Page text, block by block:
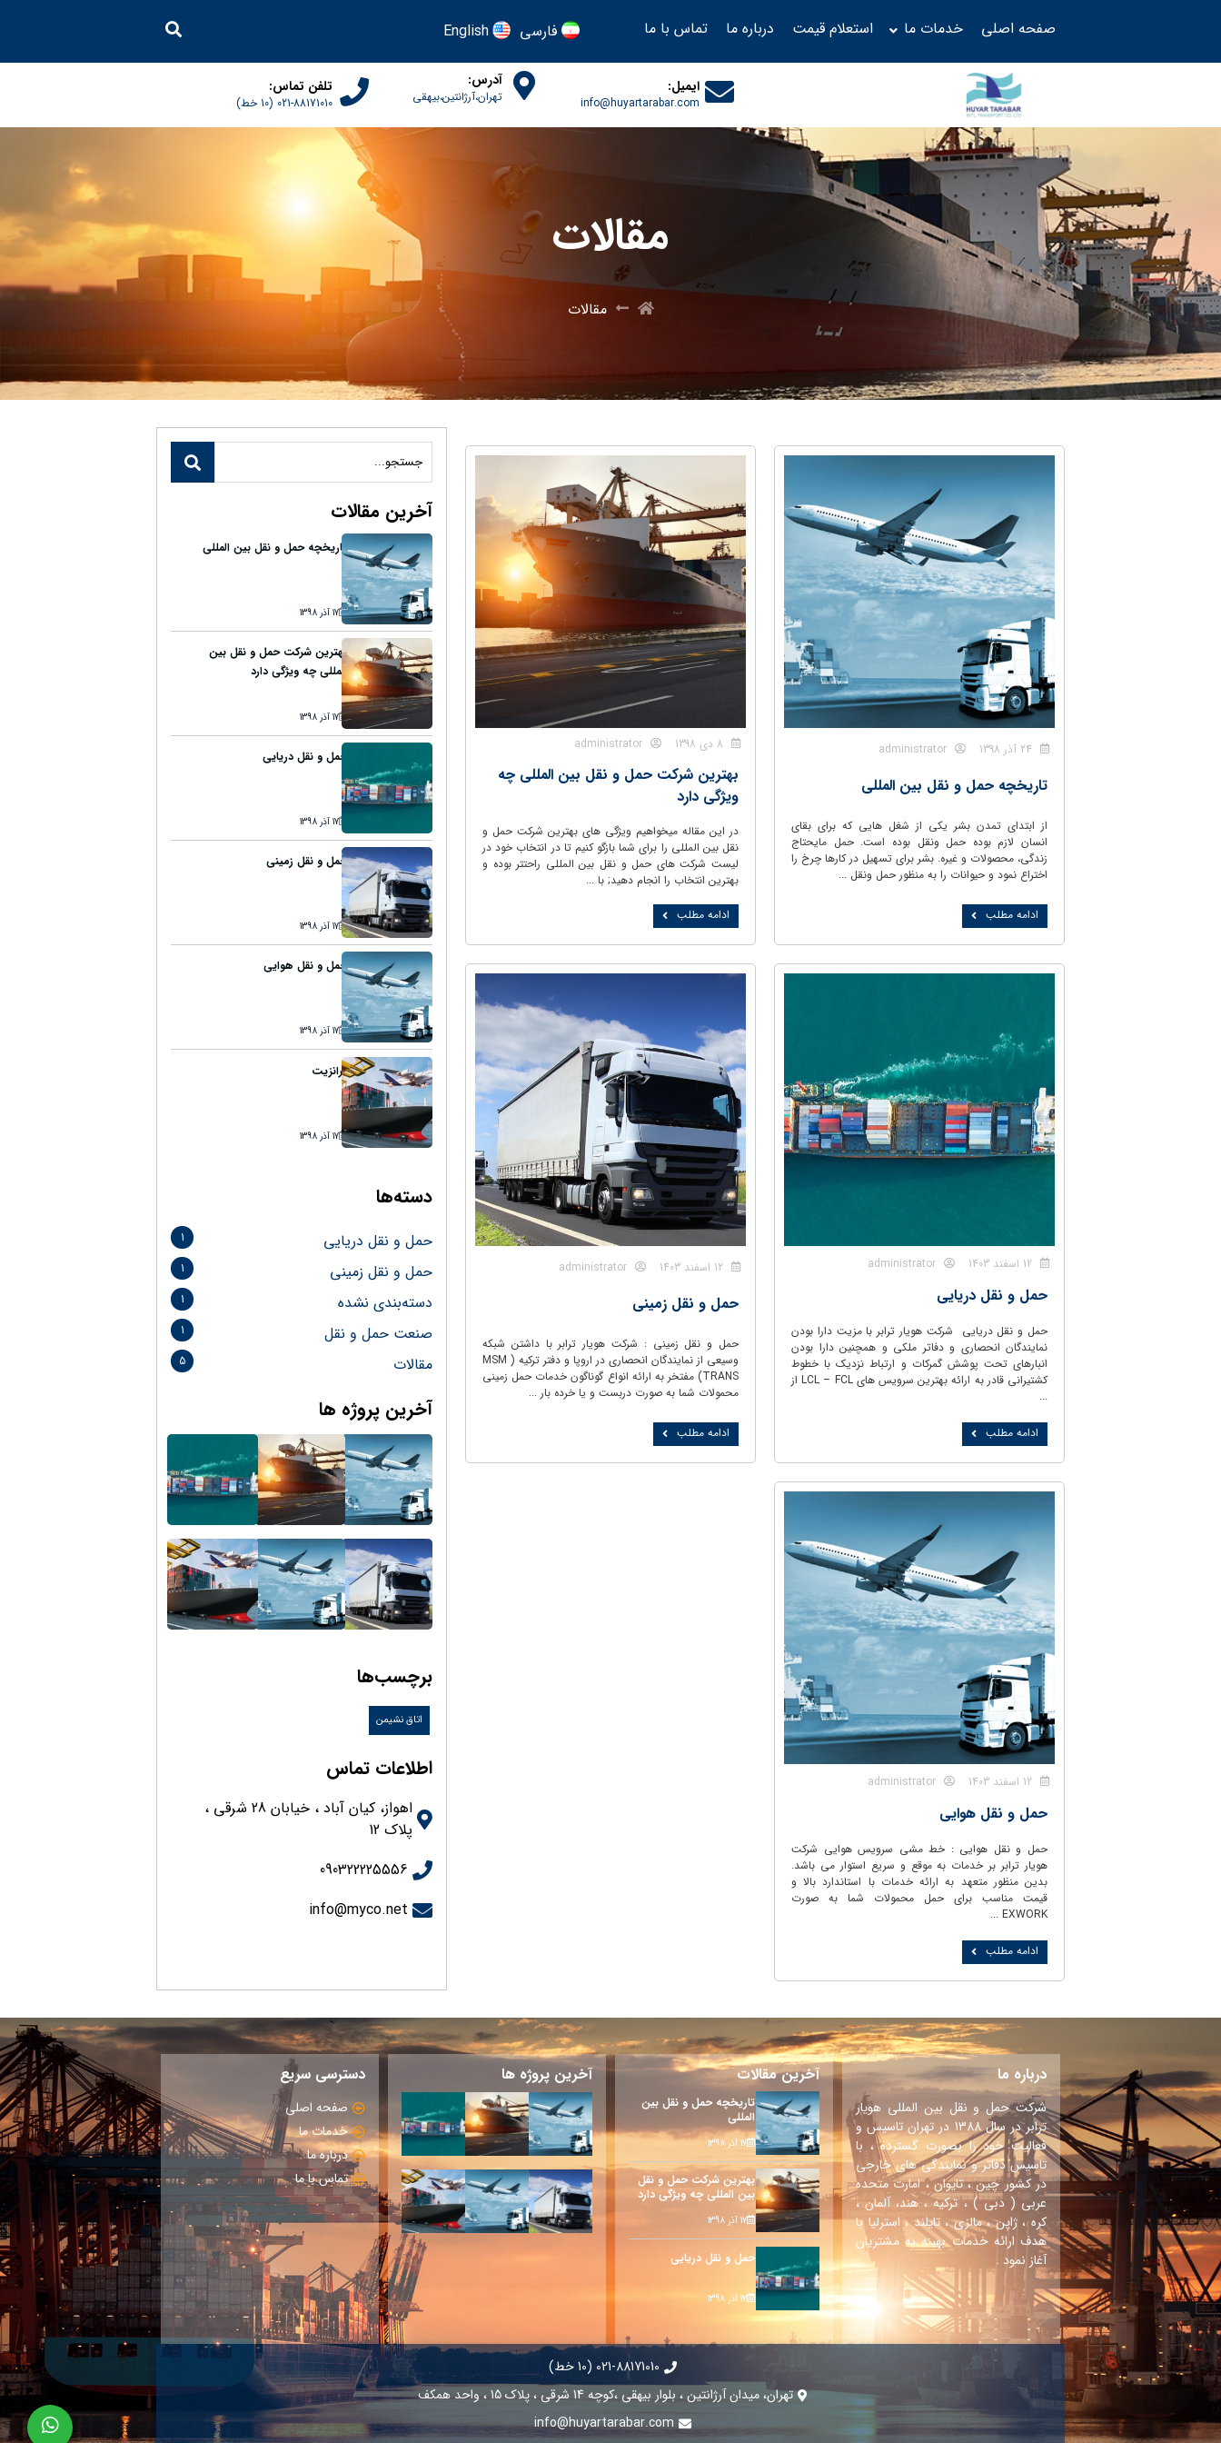
صفحه اصلی خدمات ما استعلام قیمت درباره ما تماس با ما فارسی English
ایمیل:
info@huyartarabar.com
آدرس:
تهران،آرژانتین،بیهقی
تلفن تماس:
021-88171010 (10 خط)
مقالات
مقالات
administrator
تاریخچه حمل و نقل بین المللی
از ابتدای تمدن بشر یکی از شغل هایی که برای بقای
انسان لازم بوده حمل ونقل بوده است. حمل مایحتاج
زندگی، محصولات و غیره. بشر برای تسهیل در کارها چرخ را
اختراع نمود و حیوانات را به منظور حمل ونقل ...
ادامه مطلب
administrator
بهترین شرکت حمل و نقل بین المللی چه
ویژگی دارد
در این مقاله میخواهیم ویژگی های بهترین شرکت حمل و
نقل بین المللی را برای شما بازگو کنیم تا در انتخاب خود در
لیست شرکت های حمل و نقل بین المللی راحتتر بوده و
بهترین انتخاب را انجام دهید; با ...
ادامه مطلب
administrator
حمل و نقل دریایی
حمل و نقل دریایی شرکت هویار ترابر با مزیت دارا بودن
نمایندگان انحصاری و دفاتر ملکی و همچنین دارا بودن
انبارهای تحت پوشش گمرکات و ارتباط نزدیک با خطوط
کشتیرانی قادر به ارائه بهترین سرویس های LCL – FCL از
...
ادامه مطلب
administrator
حمل و نقل زمینی
حمل و نقل زمینی : شرکت هویار ترابر با داشتن شبکه
وسیعی از نمایندگان انحصاری در اروپا و دفتر ترکیه ( MSM
TRANS) مفتخر به ارائه انواع گوناگون خدمات حمل زمینی
محمولات شما به صورت دربست و یا خرده بار ...
ادامه مطلب
administrator
حمل و نقل هوایی
حمل و نقل هوایی : خط مشی سرویس هوایی شرکت
هویار ترابر بر خدمات به موقع و سریع استوار می باشد.
بدین منظور متعهد به ارائه خدمات با استاندارد بالا و
قیمت مناسب برای حمل محمولات شما به صورت
EXWORK ...
ادامه مطلب
آخرین مقالات
تاریخچه حمل و نقل بین المللی
17 آذر 1398
بهترین شرکت حمل و نقل بین
المللی چه ویژگی دارد
17 آذر 1398
حمل و نقل دریایی
17 آذر 1398
حمل و نقل زمینی
17 آذر 1398
حمل و نقل هوایی
17 آذر 1398
ترانزیت
17 آذر 1398
دسته‌ها
حمل و نقل دریایی 1
حمل و نقل زمینی 1
دسته‌بندی نشده 1
صنعت حمل و نقل 1
مقالات 5
آخرین پروژه ها
برچسب‌ها
اتاق نشیمن
اطلاعات تماس
اهواز، کیان آباد ، خیابان 28 شرقی ،
پلاک 12
090322225556
info@myco.net
درباره ما
شرکت حمل و نقل بین المللی هویار
ترابر در سال 1388 در تهران تاسیس و
فعالیت خود را بصورت گسترده ، با
تاسیس دفاتر و نمایندگی های خارجی
در کشور چین ، تایوان ، امارت متحده
عربی ( دبی ) ، ترکیه ، هند، آلمان ،
کره ، ژاپن ، مالزی ، تایلند ، استرلیا با
هدف ارائه خدمات بهینه به مشتریان
آغاز نمود .
آخرین مقالات
تاریخچه حمل و نقل بین
المللی
17 آذر 1398
بهترین شرکت حمل و نقل
بین المللی چه ویژگی دارد
17 آذر 1398
حمل و نقل دریایی
17 آذر 1398
آخرین پروژه ها دسترسی سریع
صفحه اصلی
خدمات ما
درباره ما
تماس با ما
021-88171010 (10 خط)
تهران، میدان آرژانتین ، بلوار بیهقی ،کوچه 14 شرقی ، پلاک 15 ، واحد همکف
info@huyartarabar.com